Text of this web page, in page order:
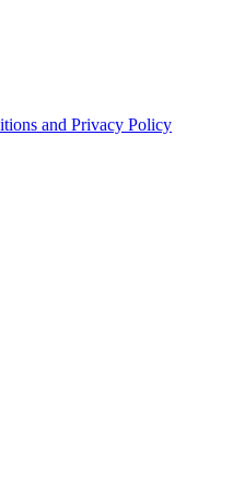
and Privacy Policy